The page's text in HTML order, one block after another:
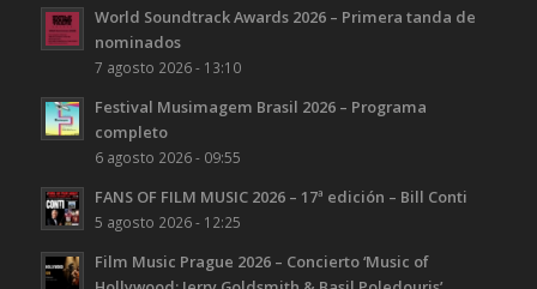
World Soundtrack Awards 2026 – Primera tanda de
nominados
7 agosto 2026 - 13:10
Festival Musimagem Brasil 2026 – Programa
completo
6 agosto 2026 - 09:55
FANS OF FILM MUSIC 2026 – 17ª edición – Bill Conti
5 agosto 2026 - 12:25
Film Music Prague 2026 – Concierto ‘Music of